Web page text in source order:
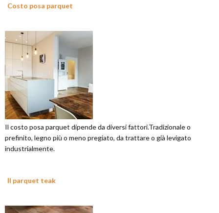
Costo posa parquet
Il costo posa parquet dipende da diversi fattori.Tradizionale o
prefinito, legno più o meno pregiato, da trattare o già levigato
industrialmente.
Il parquet teak